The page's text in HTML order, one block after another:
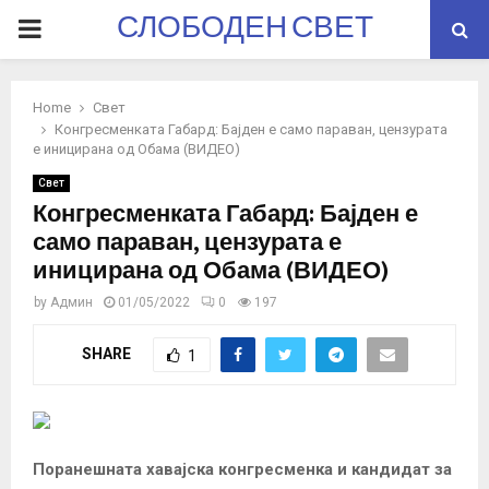
PRIMARYСЛОБОДЕН СВЕТ
Home
Свет
Конгресменката Габард: Бајден е само параван, цензурата
е иницирана од Обама (ВИДЕО)
Свет
Конгресменката Габард: Бајден е
само параван, цензурата е
иницирана од Обама (ВИДЕО)
by Админ 01/05/2022 0 197
SHARE 1
Поранешната хавајска конгресменка и кандидат за